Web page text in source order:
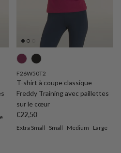
F26W50T2
T-shirt à coupe classique
Freddy Training avec paillettes
sur le cœur
Prix habituel
€22,50
Extra Small Small Medium Large